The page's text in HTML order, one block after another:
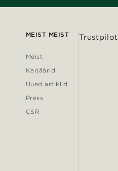
MEIST MEIST
Meist
Karjäärid
Uued artiklid
Press
CSR
Trustpilot